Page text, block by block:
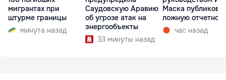
мигрантах при
штурме границы
минута назад
Саудовскую Аравию
об угрозе атак на
энергообъекты
33 минуты назад
Маска
ложную
час назад